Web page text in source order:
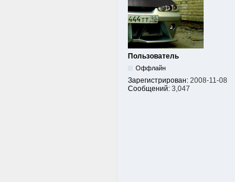
Пользователь
Оффлайн
Зарегистрирован: 2008-11-08
Сообщений: 3,047